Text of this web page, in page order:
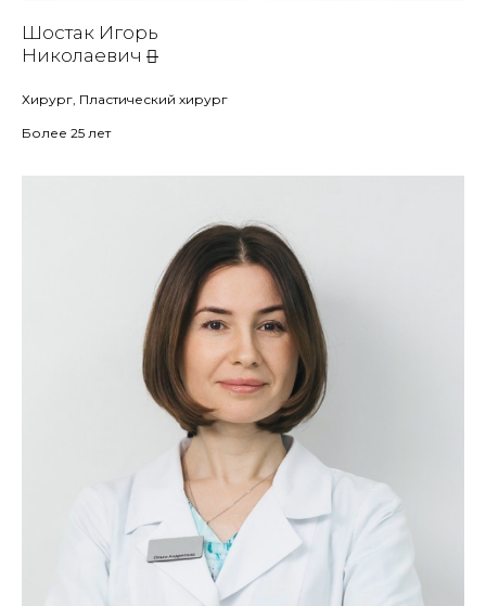
Шостак Игорь
Николаевич
Хирург, Пластический хирург
Более 25 лет